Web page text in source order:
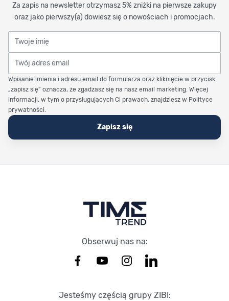
Za zapis na newsletter otrzymasz 5% zniżki na pierwsze zakupy
oraz jako pierwszy(a) dowiesz się o nowościach i promocjach.
Twoje imię
Twój adres email
Wpisanie imienia i adresu email do formularza oraz kliknięcie w przycisk
„zapisz się” oznacza, że zgadzasz się na nasz email marketing. Więcej
informacji, w tym o przysługujących Ci prawach, znajdziesz w Polityce
prywatności.
Zapisz się
Obserwuj nas na:
Jesteśmy częścią grupy ZIBI: